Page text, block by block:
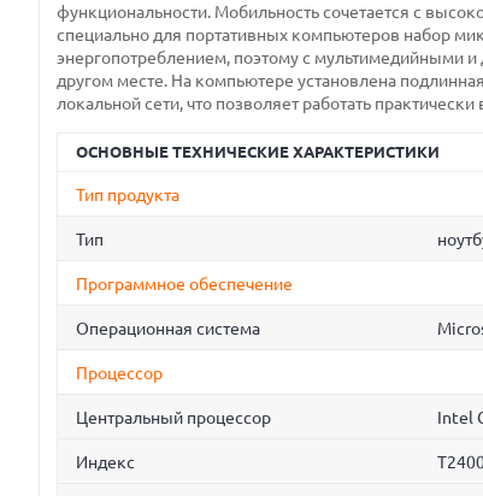
функциональности. Мобильность сочетается с
специально для портативных компьютеров набор
энергопотреблением, поэтому с мультимедийными
другом месте. На компьютере установлена
локальной сети, что позволяет работать практически
ОСНОВНЫЕ ТЕХНИЧЕСКИЕ ХАРАКТЕРИСТИКИ
Тип продукта
Тип
Программное обеспечение
Операционная система
Процессор
Центральный процессор Intel
Индекс